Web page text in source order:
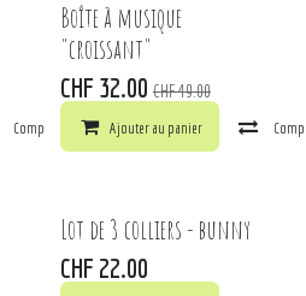
Comparer Ajouter à la liste de souhaits
Boîte à musique
"croissant"
CHF 32.00 CHF49.00
Ajouter au panier
Lot de 3 colliers - bunny
CHF 22.00